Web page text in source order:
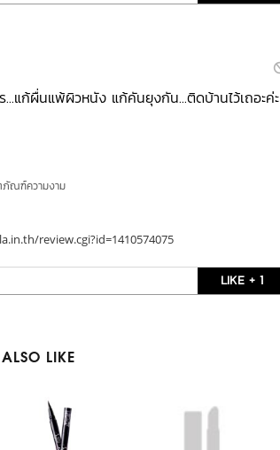
...แก้ผื่นแพ้ผิวหนัง แก้คันยุงกัน...ติดบ้านไว้เถอะค่ะ
ภัณฑ์ความงาม
review.cgi?id=1410574075
LIKE + 1
LIKE